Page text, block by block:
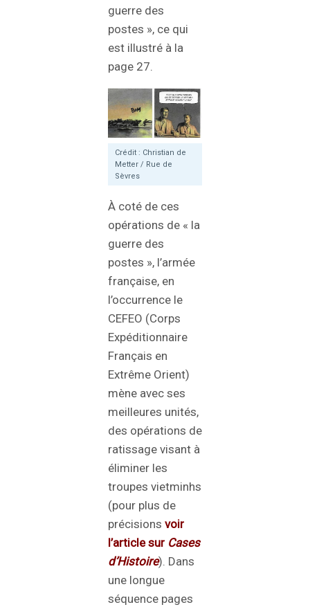
guerre des
postes », ce qui
est illustré à la
page 27.
Crédit : Christian de
Metter / Rue de
Sèvres
À coté de ces
opérations de « la
guerre des
postes », l’armée
française, en
l’occurrence le
CEFEO (Corps
Expéditionnaire
Français en
Extrême Orient)
mène avec ses
meilleures unités,
des opérations de
ratissage visant à
éliminer les
troupes vietminhs
(pour plus de
précisions voir
l’article sur Cases
d’Histoire). Dans
une longue
séquence pages